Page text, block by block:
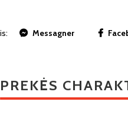
Messagner
PREKĖS